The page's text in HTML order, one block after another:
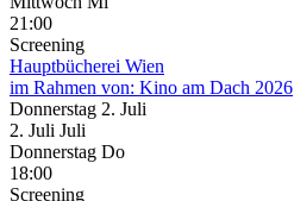
21:00
Screening
Hauptbücherei Wien
im Rahmen von: Kino am Dach 2026
Donnerstag 2. Juli
2. Juli Juli
Donnerstag Do
18:00
Screening